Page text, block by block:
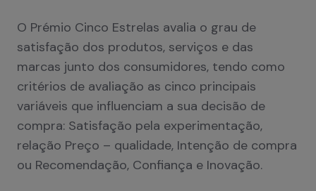
O Prémio Cinco Estrelas avalia o grau de
satisfação dos produtos, serviços e das
marcas junto dos consumidores, tendo como
critérios de avaliação as cinco principais
variáveis que influenciam a sua decisão de
compra: Satisfação pela experimentação,
relação Preço – qualidade, Intenção de compra
ou Recomendação, Confiança e Inovação.